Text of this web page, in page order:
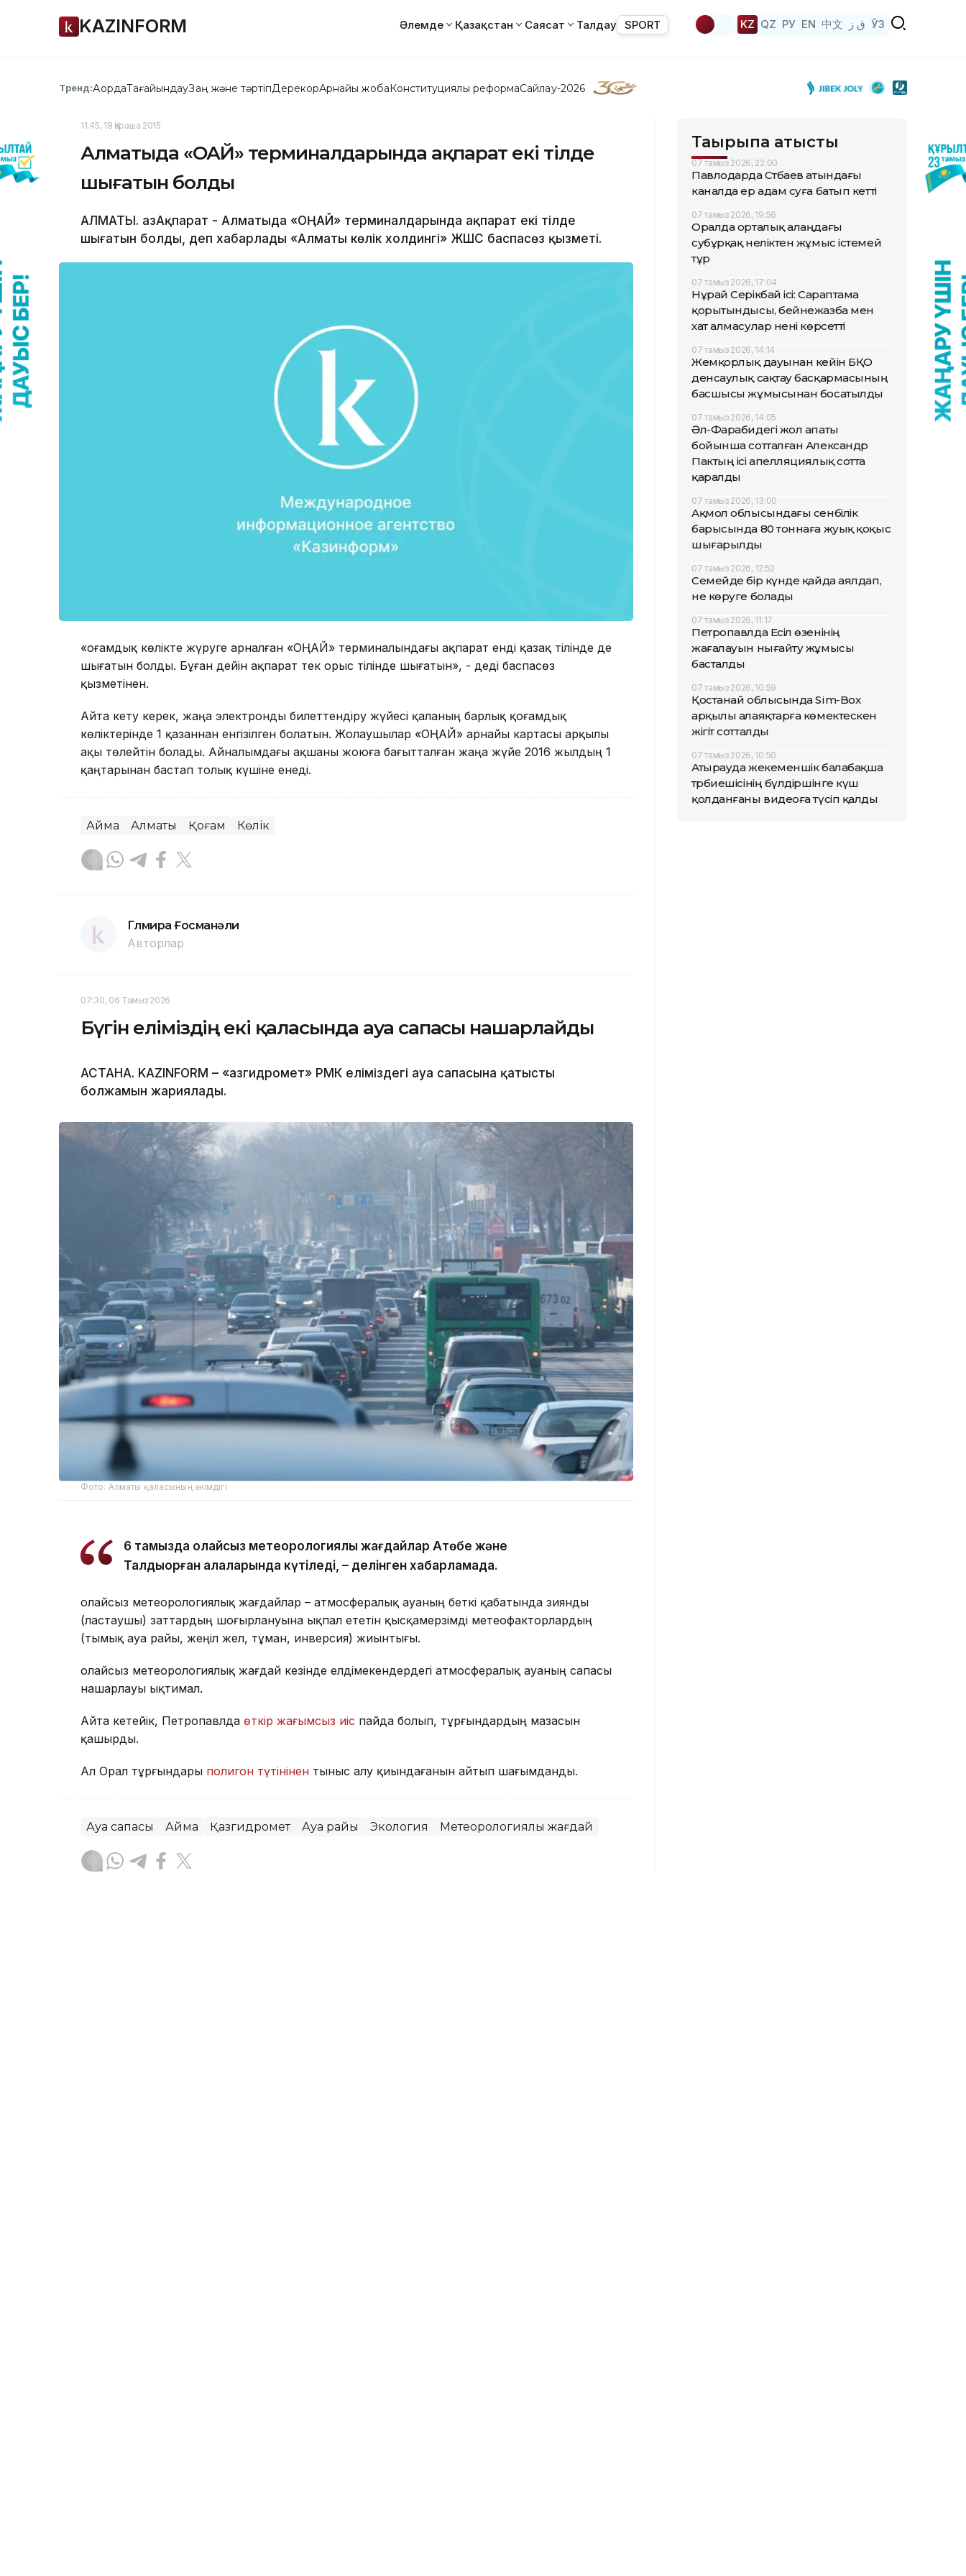
KAZINFORM Әлемде Қазақстан Саясат Талдау SPORT KZ QZ РУ EN 中文 ق ز ЎЗ
Тренд:АқордаТағайындауЗаң және тәртіпДерекқорАрнайы жобаКонституциялық реформаСайлау-2026
11:45, 18 Қараша 2015
Алматыда «ОҢАЙ» терминалдарында ақпарат екі тілде
шығатын болды
АЛМАТЫ. ҚазАқпарат - Алматыда «ОҢАЙ» терминалдарында ақпарат екі тілде
шығатын болды, деп хабарлады «Алматы көлік холдингі» ЖШС баспасөз қызметі.
«Қоғамдық көлікте жүруге арналған «ОҢАЙ» терминалындағы ақпарат енді қазақ тілінде де
шығатын болды. Бұған дейін ақпарат тек орыс тілінде шығатын», - деді баспасөз
қызметінен.
Айта кету керек, жаңа электронды билеттендіру жүйесі қаланың барлық қоғамдық
көліктерінде 1 қазаннан енгізілген болатын. Жолаушылар «ОҢАЙ» арнайы картасы арқылы
ақы төлейтін болады. Айналымдағы ақшаны жоюға бағытталған жаңа жүйе 2016 жылдың 1
қаңтарынан бастап толық күшіне енеді.
Аймақ Алматы Қоғам Көлік
Гүлмира Ғосманәли
Авторлар
07:30, 06 Тамыз 2026
Бүгін еліміздің екі қаласында ауа сапасы нашарлайды
АСТАНА. KAZINFORM – «Қазгидромет» РМК еліміздегі ауа сапасына қатысты
болжамын жариялады.
Фото: Алматы қаласының әкімдігі
6 тамызда қолайсыз метеорологиялық жағдайлар Ақтөбе және
Талдықорған қалаларында күтіледі, – делінген хабарламада.
Қолайсыз метеорологиялық жағдайлар – атмосфералық ауаның беткі қабатында зиянды
(ластаушы) заттардың шоғырлануына ықпал ететін қысқамерзімді метеофакторлардың
(тымық ауа райы, жеңіл жел, тұман, инверсия) жиынтығы.
Қолайсыз метеорологиялық жағдай кезінде елдімекендердегі атмосфералық ауаның сапасы
нашарлауы ықтимал.
Айта кетейік, Петропавлда өткір жағымсыз иіс пайда болып, тұрғындардың мазасын
қашырды.
Ал Орал тұрғындары полигон түтінінен тыныс алу қиындағанын айтып шағымданды.
Ауа сапасы Аймақ Қазгидромет Ауа райы Экология Метеорологиялық жағдай
Тақырыпқа қатысты
07 тамыз 2026, 22:00
Павлодарда Сәтбаев атындағы
каналда ер адам суға батып кетті
07 тамыз 2026, 19:56
Оралда орталық алаңдағы
субұрқақ неліктен жұмыс істемей
тұр
07 тамыз 2026, 17:04
Нұрай Серікбай ісі: Сараптама
қорытындысы, бейнежазба мен
хат алмасулар нені көрсетті
07 тамыз 2026, 14:14
Жемқорлық дауынан кейін БҚО
денсаулық сақтау басқармасының
басшысы жұмысынан босатылды
07 тамыз 2026, 14:05
Әл-Фарабидегі жол апаты
бойынша сотталған Александр
Пактың ісі апелляциялық сотта
қаралды
07 тамыз 2026, 13:00
Ақмол облысындағы сенбілік
барысында 80 тоннаға жуық қоқыс
шығарылды
07 тамыз 2026, 12:52
Семейде бір күнде қайда аялдап,
не көруге болады
07 тамыз 2026, 11:17
Петропавлда Есіл өзенінің
жағалауын нығайту жұмысы
басталды
07 тамыз 2026, 10:59
Қостанай облысында Sim-Box
арқылы алаяқтарға көмектескен
жігіт сотталды
07 тамыз 2026, 10:50
Атырауда жекеменшік балабақша
тәрбиешісінің бүлдіршінге күш
қолданғаны видеоға түсіп қалды